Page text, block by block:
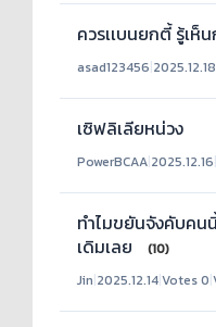
ควรเเบนยกตี้ รู้เห็
asad123456|2025.12.18
เซิฟลิเลียหน่วง
PowerBCAA|2025.12.16|
ทำไมขยันจังคับคน
เดิมเลย
(10)
Jin|2025.12.14|Votes 0|